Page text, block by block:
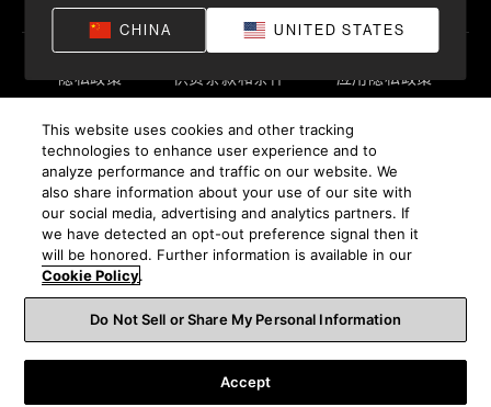
隐私政策 供货条款和条件
应用隐私政策
留所有权利。
沪ICP备17018229号-9 上海电音马兰士电子有限公司
CHINA UNITED STATES
This website uses cookies and other tracking
technologies to enhance user experience and to
analyze performance and traffic on our website. We
also share information about your use of our site with
our social media, advertising and analytics partners. If
we have detected an opt-out preference signal then it
will be honored. Further information is available in our
Cookie Policy.
Do Not Sell or Share My Personal Information
Accept